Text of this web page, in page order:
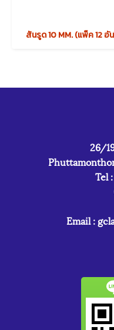
สันรูด 10 MM. (แพ็ค 12 อั
26/
Tel
Email :